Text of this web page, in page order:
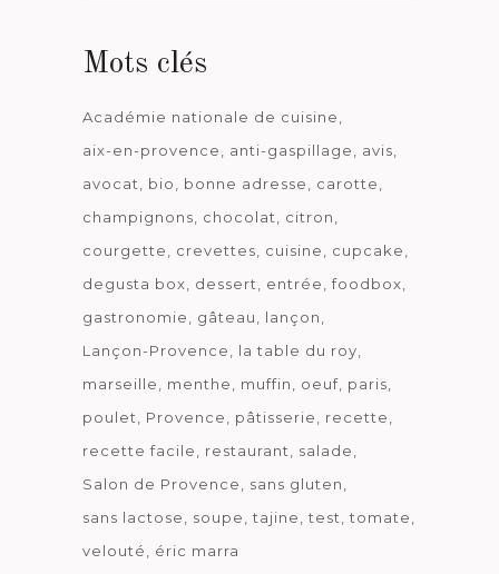
Mots clés
Académie nationale de cuisine
aix-en-provence
anti-gaspillage
avis
avocat
bio bonne adresse
carotte
champignons
chocolat
citron
courgette
crevettes cuisine
cupcake
degusta box
dessert entrée
foodbox
gastronomie
gâteau
lançon
Lançon-Provence
la table du roy
marseille
menthe muffin oeuf paris
poulet
Provence pâtisserie
recette
recette facile
restaurant
salade
Salon de Provence
sans gluten
sans lactose
soupe tajine test
tomate
velouté
éric marra